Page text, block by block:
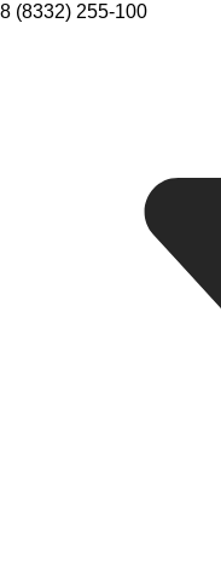
8 (8332) 255-100